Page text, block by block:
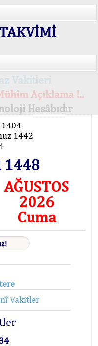
Açıklama !..
Hesâbıdır
1404
1442
1448
AĞUSTOS
2026
Cuma
Vakitler